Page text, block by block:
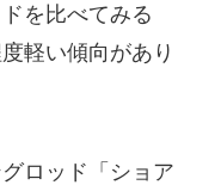
を比べてみる
軽い傾向があり
ロッド「ショア